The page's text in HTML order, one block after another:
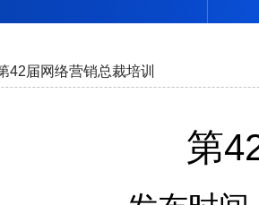
42届网络营销总裁培训
第